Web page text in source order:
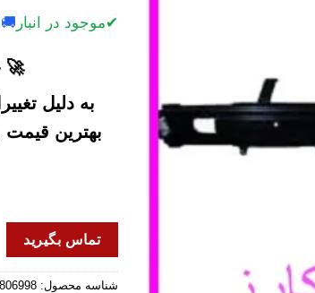
✔موجود در انبار 🚚
🚀
به دلیل
بهترین قیمت
تماس بگیرید
شناسه محصول: 806998